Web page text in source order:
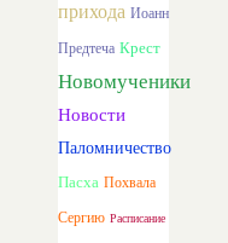
прихода Иоанн
Предтеча Крест
Новомученики
Новости
Паломничество
Пасха Похвала
Сергию Расписание